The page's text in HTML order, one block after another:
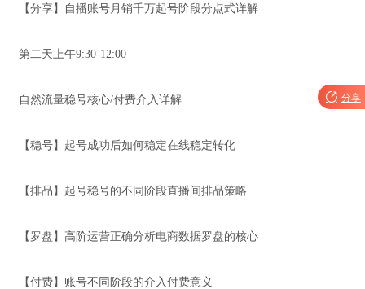
【分享】自播账号月销千万起号阶段分点式详解
第二天上午9:30-12:00
自然流量稳号核心/付费介入详解
【稳号】起号成功后如何稳定在线稳定转化
【排品】起号稳号的不同阶段直播间排品策略
【罗盘】高阶运营正确分析电商数据罗盘的核心
【付费】账号不同阶段的介入付费意义
 分享